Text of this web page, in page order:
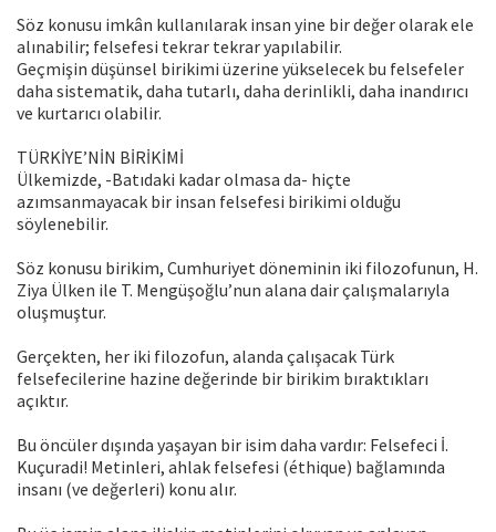
Söz konusu imkân kullanılarak insan yine bir değer olarak ele
alınabilir; felsefesi tekrar tekrar yapılabilir.
Geçmişin düşünsel birikimi üzerine yükselecek bu felsefeler
daha sistematik, daha tutarlı, daha derinlikli, daha inandırıcı
ve kurtarıcı olabilir.
TÜRKİYE’NİN BİRİKİMİ
Ülkemizde, -Batıdaki kadar olmasa da- hiçte
azımsanmayacak bir insan felsefesi birikimi olduğu
söylenebilir.
Söz konusu birikim, Cumhuriyet döneminin iki filozofunun, H.
Ziya Ülken ile T. Mengüşoğlu’nun alana dair çalışmalarıyla
oluşmuştur.
Gerçekten, her iki filozofun, alanda çalışacak Türk
felsefecilerine hazine değerinde bir birikim bıraktıkları
açıktır.
Bu öncüler dışında yaşayan bir isim daha vardır: Felsefeci İ.
Kuçuradi! Metinleri, ahlak felsefesi (éthique) bağlamında
insanı (ve değerleri) konu alır.